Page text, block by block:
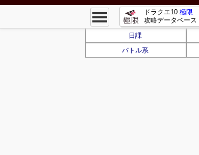
ドラクエ10 極限
攻略データベース
日課
バトル系